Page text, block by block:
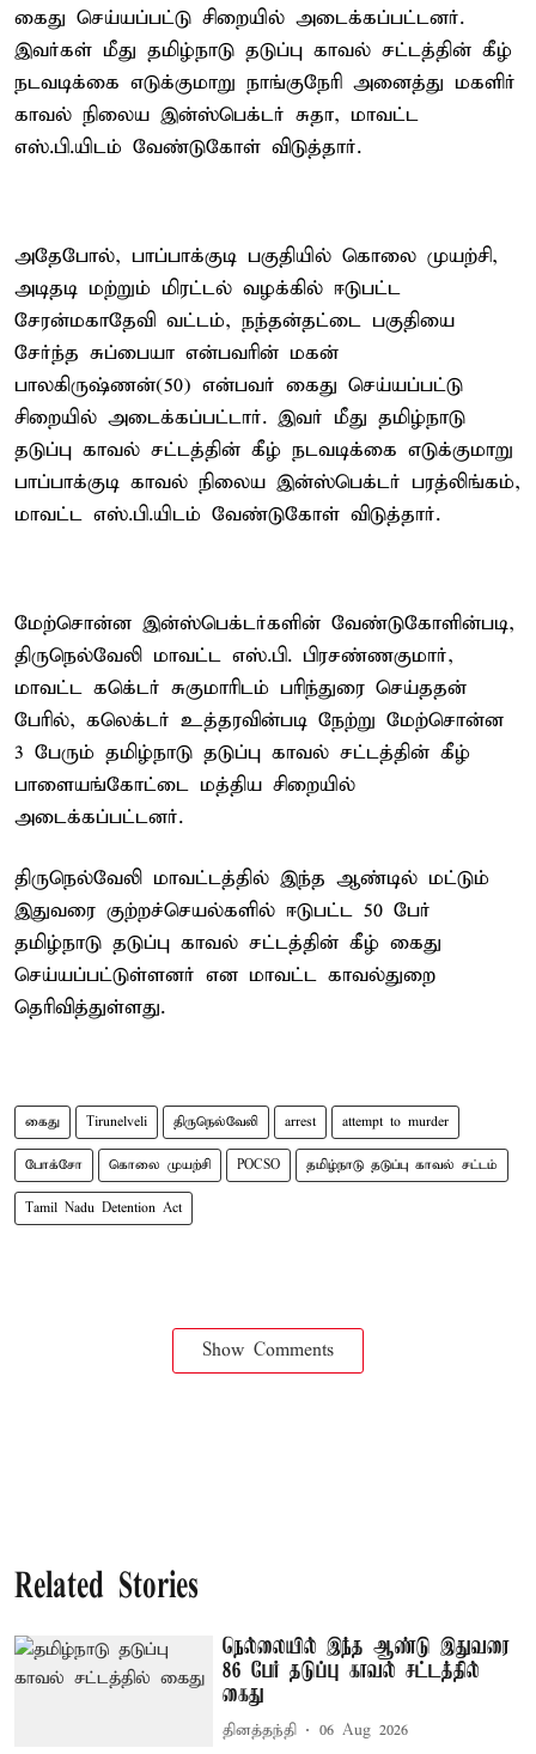
கைது செய்யப்பட்டு சிறையில் அடைக்கப்பட்டனர்.
இவர்கள் மீது தமிழ்நாடு தடுப்பு காவல் சட்டத்தின் கீழ்
நடவடிக்கை எடுக்குமாறு நாங்குநேரி அனைத்து மகளிர்
காவல் நிலைய இன்ஸ்பெக்டர் சுதா, மாவட்ட
எஸ்.பி.யிடம் வேண்டுகோள் விடுத்தார்.
அதேபோல், பாப்பாக்குடி பகுதியில் கொலை முயற்சி,
அடிதடி மற்றும் மிரட்டல் வழக்கில் ஈடுபட்ட
சேரன்மகாதேவி வட்டம், நந்தன்தட்டை பகுதியை
சேர்ந்த சுப்பையா என்பவரின் மகன்
பாலகிருஷ்ணன்(50) என்பவர் கைது செய்யப்பட்டு
சிறையில் அடைக்கப்பட்டார். இவர் மீது தமிழ்நாடு
தடுப்பு காவல் சட்டத்தின் கீழ் நடவடிக்கை எடுக்குமாறு
பாப்பாக்குடி காவல் நிலைய இன்ஸ்பெக்டர் பரத்லிங்கம்,
மாவட்ட எஸ்.பி.யிடம் வேண்டுகோள் விடுத்தார்.
மேற்சொன்ன இன்ஸ்பெக்டர்களின் வேண்டுகோளின்படி,
திருநெல்வேலி மாவட்ட எஸ்.பி. பிரசண்ணகுமார்,
மாவட்ட ககெ்டர் சுகுமாரிடம் பரிந்துரை செய்ததன்
பேரில், கலெக்டர் உத்தரவின்படி நேற்று மேற்சொன்ன
3 பேரும் தமிழ்நாடு தடுப்பு காவல் சட்டத்தின் கீழ்
பாளையங்கோட்டை மத்திய சிறையில்
அடைக்கப்பட்டனர்.
திருநெல்வேலி மாவட்டத்தில் இந்த ஆண்டில் மட்டும்
இதுவரை குற்றச்செயல்களில் ஈடுபட்ட 50 பேர்
தமிழ்நாடு தடுப்பு காவல் சட்டத்தின் கீழ் கைது
செய்யப்பட்டுள்ளனர் என மாவட்ட காவல்துறை
தெரிவித்துள்ளது.
கைது Tirunelveli திருநெல்வேலி arrest attempt to murder
போக்சோ கொலை முயற்சி POCSO தமிழ்நாடு தடுப்பு காவல் சட்டம்
Tamil Nadu Detention Act
Show Comments
Related Stories
நெல்லையில் இந்த ஆண்டு இதுவரை
86 பேர் தடுப்பு காவல் சட்டத்தில்
கைது
தினத்தந்தி 06 Aug 2026